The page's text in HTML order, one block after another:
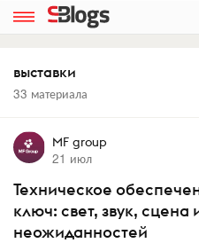
выставки
33 материала
MF group
21 июл
Техническое
ключ: свет, звук, сцена
неожиданностей